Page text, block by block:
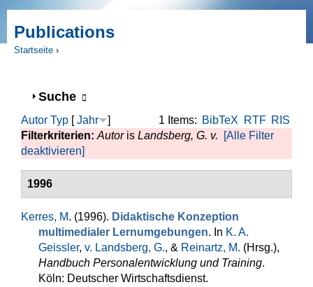
Publications
Startseite ›
Anzeigen
Suche
1 Items: BibTeX RTF RIS
Autor Typ [Jahr
]
Filterkriterien: Autoris Landsberg, G. v.
[Alle Filter
deaktivieren]
1996
Kerres, M. (1996). Didaktische Konzeption
multimedialer Lernumgebungen. In K. A.
Geissler, v. Landsberg, G., & Reinartz, M. (Hrsg.),
Handbuch Personalentwicklung und Training.
Köln: Deutscher Wirtschaftsdienst.